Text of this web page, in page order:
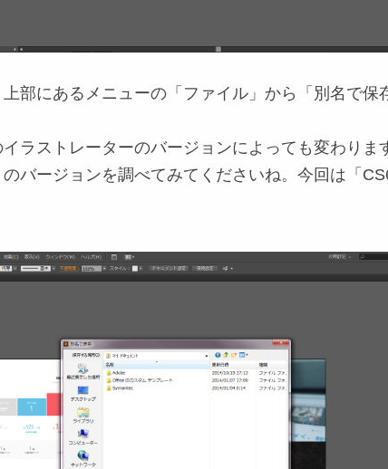
部にあるメニューの「ファイル」から「別名で保
ラストレーターのバージョンによっても変わりま
バージョンを調べてみてくださいね。今回は「